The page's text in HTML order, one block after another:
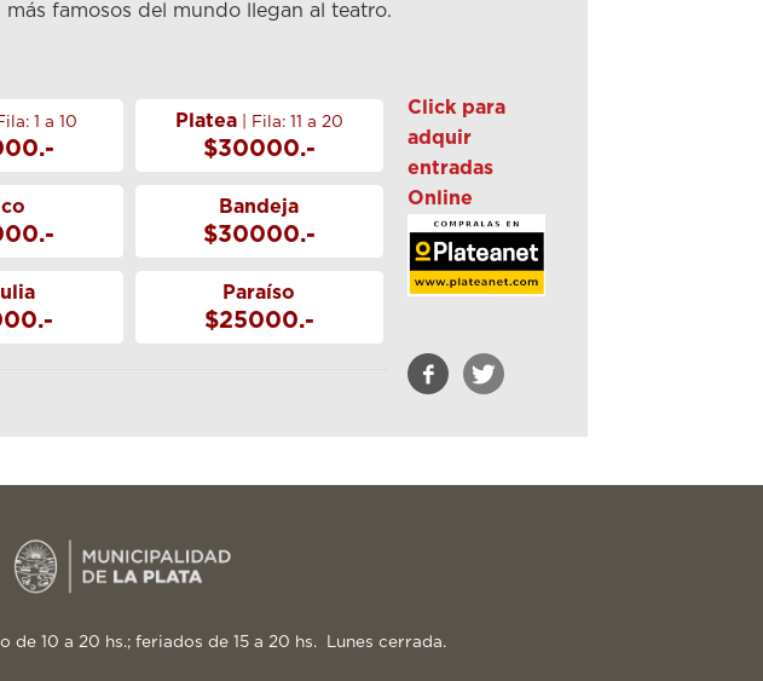
más famosos del mundo llegan al teatro.
1 a 10 Platea| Fila: 11 a 20
$30000.-
Bandeja
$30000.-
Paraíso
$25000.-
Click para
adquir
entradas
Online
10 a 20 hs.; feriados de 15 a 20 hs. Lunes cerrada.